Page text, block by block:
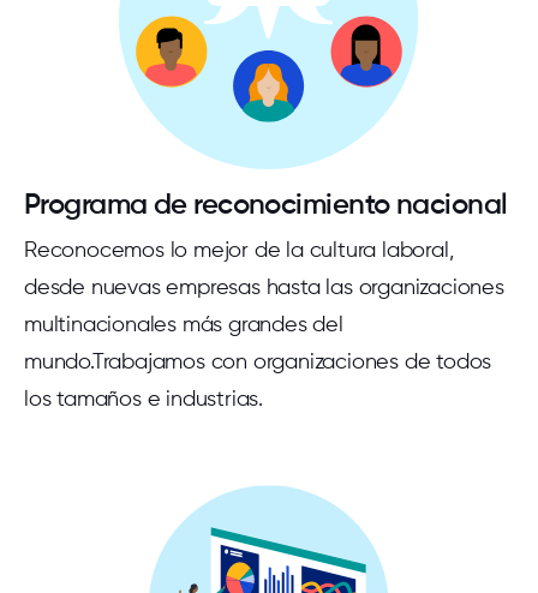
Programa de reconocimiento nacional
Reconocemos lo mejor de la cultura laboral,
desde nuevas empresas hasta las organizaciones
multinacionales más grandes del
mundo.Trabajamos con organizaciones de todos
los tamaños e industrias.